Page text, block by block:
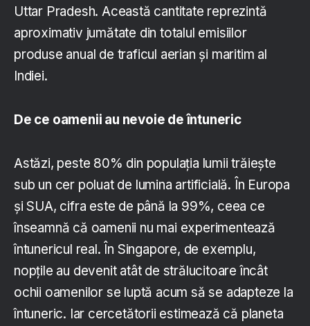
Uttar Pradesh. Această cantitate reprezintă
aproximativ jumătate din totalul emisiilor
produse anual de traficul aerian și maritim al
Indiei.
De ce oamenii au nevoie de întuneric
Astăzi, peste 80% din populația lumii trăiește
sub un cer poluat de lumina artificială. În Europa
și SUA, cifra este de până la 99%, ceea ce
înseamnă că oamenii nu mai experimentează
întunericul real. În Singapore, de exemplu,
nopțile au devenit atât de strălucitoare încât
ochii oamenilor se luptă acum să se adapteze la
întuneric. Iar cercetătorii estimează că planeta